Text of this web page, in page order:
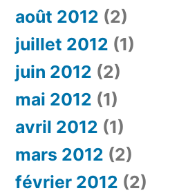
août 2012 (2)
juillet 2012 (1)
juin 2012 (2)
mai 2012 (1)
avril 2012 (1)
mars 2012 (2)
février 2012 (2)